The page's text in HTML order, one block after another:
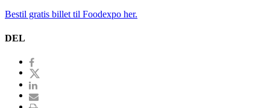
Bestil gratis billet til Foodexpo her.
DEL